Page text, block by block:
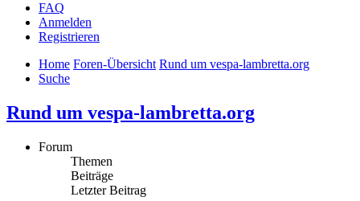
FAQ
Anmelden
Registrieren
Home Foren-Übersicht Rund um vespa-lambretta.org
Suche
Rund um vespa-lambretta.org
Forum
Themen
Beiträge
Letzter Beitrag